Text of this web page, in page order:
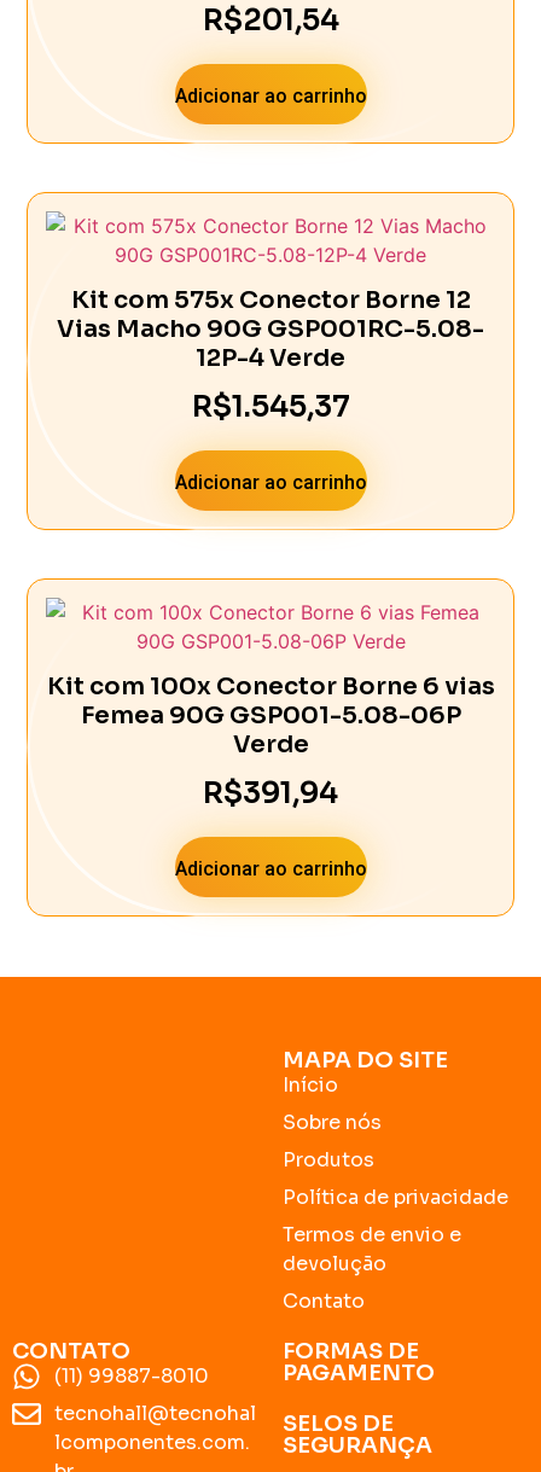
R$201,54
Adicionar ao carrinho
Kit com 575x Conector Borne 12
Vias Macho 90G GSP001RC-5.08-
12P-4 Verde
R$1.545,37
Adicionar ao carrinho
Kit com 100x Conector Borne 6 vias
Femea 90G GSP001-5.08-06P
Verde
R$391,94
Adicionar ao carrinho
MAPA DO SITE
Início
Sobre nós
Produtos
Política de privacidade
Termos de envio e
devolução
Contato
CONTATO
(11) 99887-8010
tecnohall@tecnohal
lcomponentes.com.
FORMAS DE
PAGAMENTO
SELOS DE
SEGURANÇA